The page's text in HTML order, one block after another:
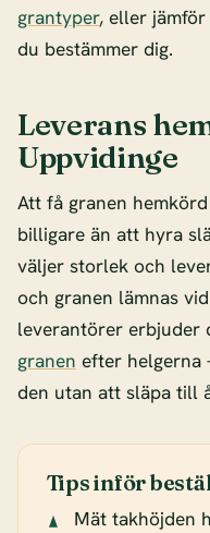
grantyper, eller jämför
du bestämmer dig.
Leverans
Uppvidinge
Att få granen
billigare än att hyra
väljer storlek och
och granen lämnas
leverantörer erbjuder
granen efter helgerna
den utan att släpa till
Tips inför
Mät takhöjden